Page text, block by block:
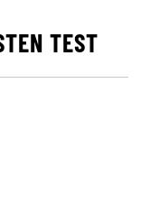
TEST